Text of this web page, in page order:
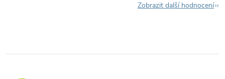
Zobrazit další hodnocení